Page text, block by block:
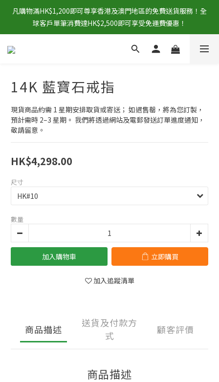
凡購物滿HK$1,200即可尊享香港及澳門地區的免費送貨服務！全
球客戶單筆消費達HK$2,500即可享受免運費優惠！
14K 藍寶石戒指
現貨商品約需 1 星期安排取貨或寄送； 如遇售罄，將為您訂製，
預計需時 2–3 星期。 我們將透過網站及電郵發送訂單進度通知，
敬請留意。
HK$4,298.00
尺寸
數量
加入購物車 立即購買
加入追蹤清單
商品描述
送貨及付款方
式
顧客評價
商品描述